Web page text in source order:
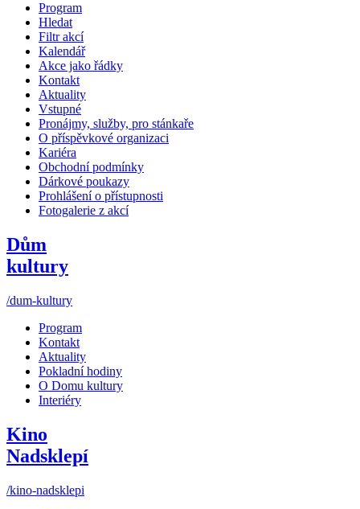
Program
Hledat
Filtr akcí
Kalendář
Akce jako řádky
Kontakt
Aktuality
Vstupné
Pronájmy, služby, pro stánkaře
O příspěvkové organizaci
Kariéra
Obchodní podmínky
Dárkové poukazy
Prohlášení o přístupnosti
Fotogalerie z akcí
Dům
kultury
/dum-kultury
Program
Kontakt
Aktuality
Pokladní hodiny
O Domu kultury
Interiéry
Kino
Nadsklepí
/kino-nadsklepi